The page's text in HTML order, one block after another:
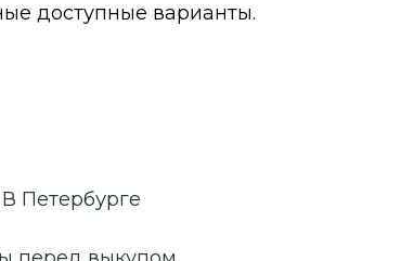
доступные варианты.
Петербурге